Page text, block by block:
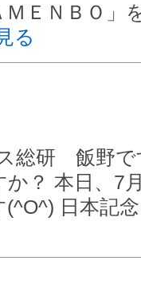
ＥＮＢＯ」
る
総研 飯野で
？ 本日、7
日本記